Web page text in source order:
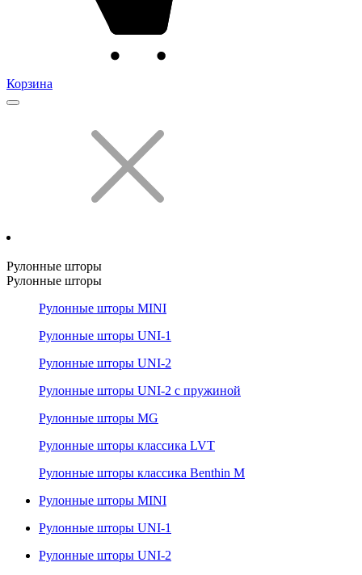
Корзина
Рулонные шторы
Рулонные шторы
Рулонные шторы MINI
Рулонные шторы UNI-1
Рулонные шторы UNI-2
Рулонные шторы UNI-2 с пружиной
Рулонные шторы MG
Рулонные шторы классика LVT
Рулонные шторы классика Benthin M
Рулонные шторы MINI
Рулонные шторы UNI-1
Рулонные шторы UNI-2